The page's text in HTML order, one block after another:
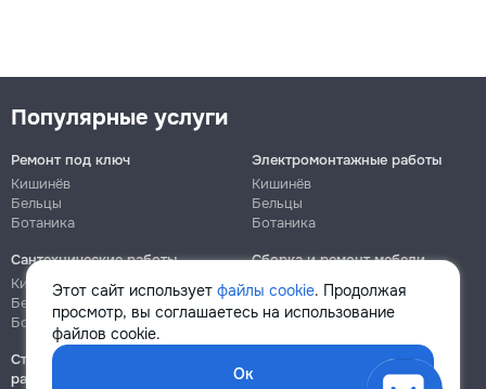
Этот сайт использует файлы cookie. Продолжая
просмотр, вы соглашаетесь на использование
файлов cookie.
Ок
Популярные услуги
Ремонт под ключ
Кишинёв
Бельцы
Ботаника
Электромонтажные работы
Кишинёв
Бельцы
Ботаника
Сантехнические работы
Кишинёв
Бельцы
Ботаника
Сборка и ремонт мебели
Кишинёв
Ботаника
Строительно-монтажные
работы